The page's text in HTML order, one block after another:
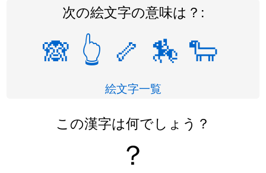
次の絵文字の意味は？:
🙈 👆 🦴 🏇 🐑
絵文字一覧
この漢字は何でしょう？
？